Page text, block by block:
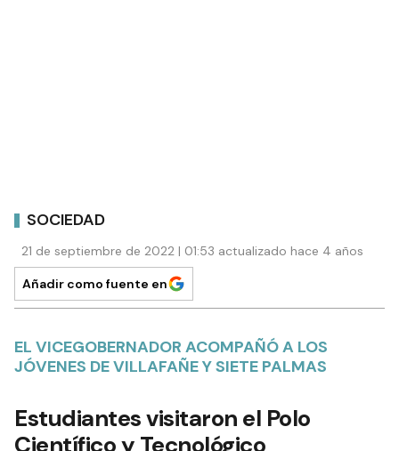
SOCIEDAD
21 de septiembre de 2022 | 01:53 actualizado hace 4 años
Añadir como fuente en
EL VICEGOBERNADOR ACOMPAÑÓ A LOS
JÓVENES DE VILLAFAÑE Y SIETE PALMAS
Estudiantes visitaron el Polo
Científico y Tecnológico